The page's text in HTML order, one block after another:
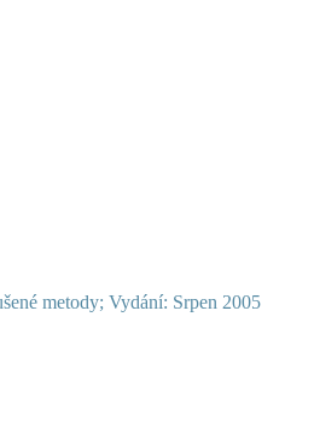
metody; Vydání: Srpen 2005